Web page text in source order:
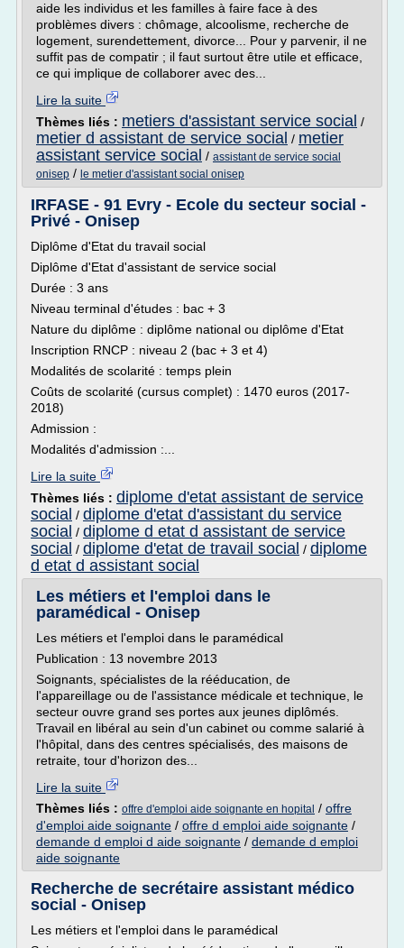
aide les individus et les familles à faire face à des
problèmes divers : chômage, alcoolisme, recherche de
logement, surendettement, divorce... Pour y parvenir, il ne
suffit pas de compatir ; il faut surtout être utile et efficace,
ce qui implique de collaborer avec des...
Lire la suite
Thèmes liés : metiers d'assistant service social /
metier d assistant de service social / metier
assistant service social / assistant de service social
onisep / le metier d'assistant social onisep
IRFASE - 91 Evry - Ecole du secteur social -
Privé - Onisep
Diplôme d'Etat du travail social
Diplôme d'Etat d'assistant de service social
Durée : 3 ans
Niveau terminal d'études : bac + 3
Nature du diplôme : diplôme national ou diplôme d'Etat
Inscription RNCP : niveau 2 (bac + 3 et 4)
Modalités de scolarité : temps plein
Coûts de scolarité (cursus complet) : 1470 euros (2017-
2018)
Admission :
Modalités d'admission :...
Lire la suite
Thèmes liés : diplome d'etat assistant de service
social / diplome d'etat d'assistant du service
social / diplome d etat d assistant de service
social / diplome d'etat de travail social / diplome
d etat d assistant social
Les métiers et l'emploi dans le
paramédical - Onisep
Les métiers et l'emploi dans le paramédical
Publication : 13 novembre 2013
Soignants, spécialistes de la rééducation, de
l'appareillage ou de l'assistance médicale et technique, le
secteur ouvre grand ses portes aux jeunes diplômés.
Travail en libéral au sein d'un cabinet ou comme salarié à
l'hôpital, dans des centres spécialisés, des maisons de
retraite, tour d'horizon des...
Lire la suite
Thèmes liés : offre d'emploi aide soignante en hopital / offre
d'emploi aide soignante / offre d emploi aide soignante /
demande d emploi d aide soignante / demande d emploi
aide soignante
Recherche de secrétaire assistant médico
social - Onisep
Les métiers et l'emploi dans le paramédical